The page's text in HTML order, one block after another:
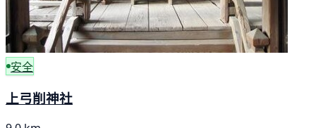
安全
上弓削神社